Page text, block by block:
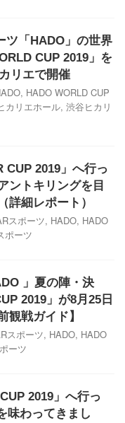
ツ「HADO」の世界
CUP 2019」を
リエで開催
, HADO WORLD CUP
カリエホール, 渋谷ヒカリ
CUP 2019」へ行っ
ントキリングを目
詳細レポート）
スポーツ, HADO, HADO
ポーツ
」夏の陣・決
2019」が8月25日
観戦ガイド】
スポーツ, HADO, HADO
ーツ
2019」へ行っ
味わってきまし